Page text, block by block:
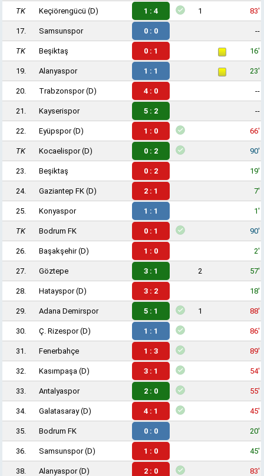
TK Keçiörengücü (D) 1 : 4 1 83'
17. Samsunspor 0 : 0 --
TK Beşiktaş 0 : 1 16'
19. Alanyaspor 1 : 1 23'
20. Trabzonspor(D) 4 : 0 --
21. Kayserispor 5 : 2 --
22. Eyüpspor(D) 1 : 0 66'
TK Kocaelispor(D) 0 : 2 90'
23. Beşiktaş 0 : 2 19'
24. Gaziantep FK (D) 2 : 1 7'
25. Konyaspor 1 : 1 1'
TK Bodrum FK 0 : 1 90'
26. Başakşehir(D) 1 : 0 2'
27. Göztepe 3 : 1 2 57'
28. Hatayspor(D) 3 : 2 18'
29. Adana Demirspor 5 : 1 1 88'
30. Ç. Rizespor(D) 1 : 1 86'
31. Fenerbahçe 1 : 3 89'
32. Kasımpaşa (D) 3 : 1 54'
33. Antalyaspor 2 : 0 55'
34. Galatasaray(D) 4 : 1 45'
35. Bodrum FK 0 : 0 20'
36. Samsunspor(D) 1 : 0 45'
38. Alanyaspor(D) 2 : 0 83'